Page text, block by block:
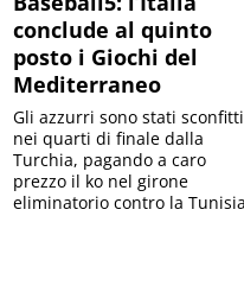
conclude al quinto
posto i Giochi del
Mediterraneo
Gli azzurri sono stati sconfitti
nei quarti di finale dalla
Turchia, pagando a caro
prezzo il ko nel girone
eliminatorio contro la Tunisia